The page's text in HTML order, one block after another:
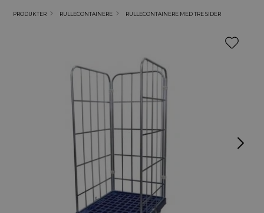
PRODUKTER RULLECONTAINERE RULLECONTAINERE MED TRE SIDER